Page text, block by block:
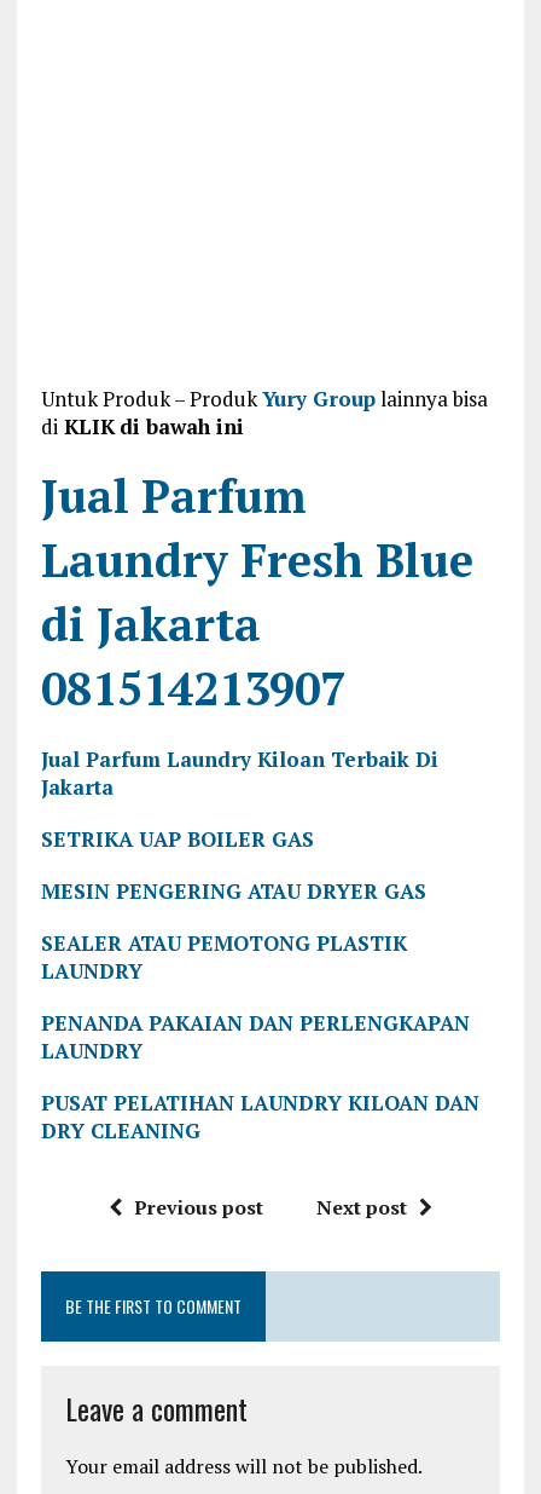
Untuk Produk – ProdukYury Grouplainnya bisa
diKLIK di bawah ini
Jual Parfum
Laundry Fresh Blue
di Jakarta
081514213907
Jual Parfum Laundry Kiloan Terbaik Di
Jakarta
SETRIKA UAP BOILER GAS
MESIN PENGERING ATAU DRYER GAS
SEALER ATAU PEMOTONG PLASTIK
LAUNDRY
PENANDA PAKAIAN DAN PERLENGKAPAN
LAUNDRY
PUSAT PELATIHAN LAUNDRY KILOAN DAN
DRY CLEANING
Previous post Next post
BE THE FIRST TO COMMENT
Leave a comment
Your email address will not be published.